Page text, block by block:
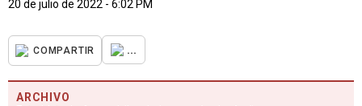
20 de julio de 2022 - 6:02 PM
COMPARTIR ...
ARCHIVO